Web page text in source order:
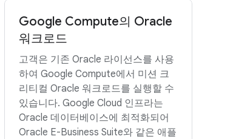
Google Compute의 Oracle
워크로드
고객은 기존 Oracle 라이선스를 사용
하여 Google Compute에서 미션 크
리티컬 Oracle 워크로드를 실행할 수
있습니다. Google Cloud 인프라는
Oracle 데이터베이스에 최적화되어
Oracle E-Business Suite와 같은 애플